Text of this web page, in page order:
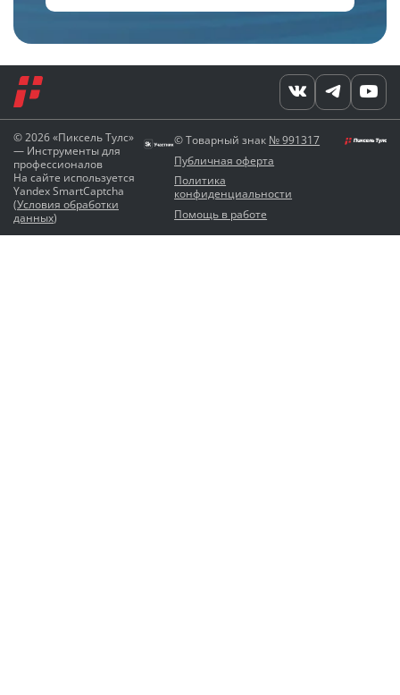
© 2026 «Пиксель Тулс»
— Инструменты для
профессионалов
На сайте используется
Yandex SmartCaptcha
(Условия обработки
данных)
© Товарный знак № 991317
Публичная оферта
Политика
конфиденциальности
Помощь в работе